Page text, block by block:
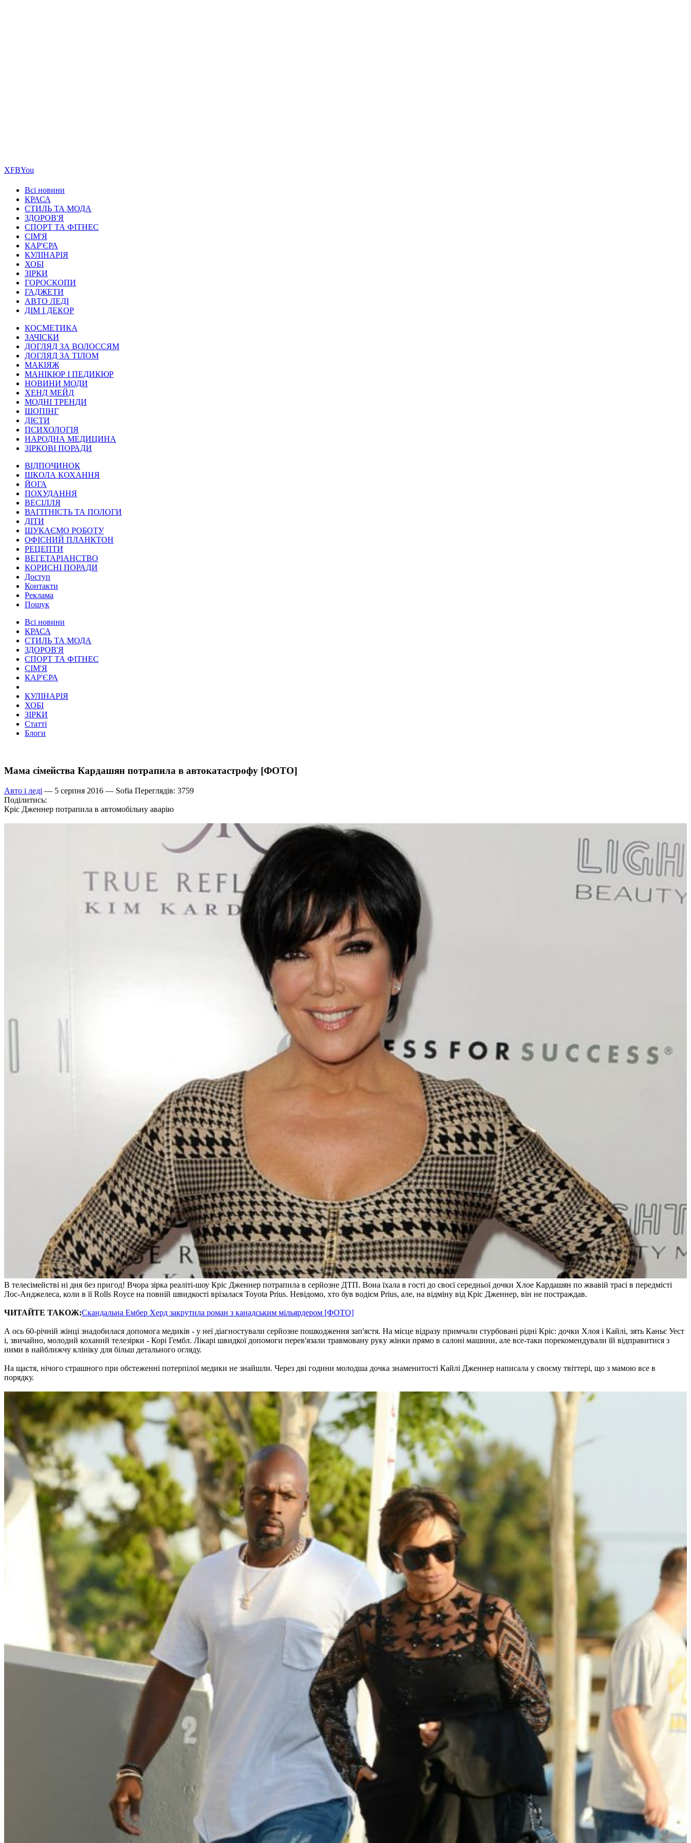
ХFBYou
Всі новини
КРАСА
СТИЛЬ ТА МОДА
ЗДОРОВ'Я
СПОРТ ТА ФІТНЕС
СІМ'Я
КАР'ЄРА
КУЛІНАРІЯ
ХОБІ
ЗІРКИ
ГОРОСКОПИ
ГАДЖЕТИ
АВТО ЛЕДІ
ДІМ І ДЕКОР
КОСМЕТИКА
ЗАЧІСКИ
ДОГЛЯД ЗА ВОЛОССЯМ
ДОГЛЯД ЗА ТІЛОМ
МАКІЯЖ
МАНІКЮР І ПЕДИКЮР
НОВИНИ МОДИ
ХЕНД МЕЙД
МОДНІ ТРЕНДИ
ШОПІНГ
ДІЄТИ
ПСИХОЛОГІЯ
НАРОДНА МЕДИЦИНА
ЗІРКОВІ ПОРАДИ
ВІДПОЧИНОК
ШКОЛА КОХАННЯ
ЙОГА
ПОХУДАННЯ
ВЕСІЛЛЯ
ВАГІТНІСТЬ ТА ПОЛОГИ
ДІТИ
ШУКАЄМО РОБОТУ
ОФІСНИЙ ПЛАНКТОН
РЕЦЕПТИ
ВЕГЕТАРІАНСТВО
КОРИСНІ ПОРАДИ
Доступ
Контакти
Реклама
Пошук
Всі новини
КРАСА
СТИЛЬ ТА МОДА
ЗДОРОВ'Я
СПОРТ ТА ФІТНЕС
СІМ'Я
КАР'ЄРА
КУЛІНАРІЯ
ХОБІ
ЗІРКИ
Статті
Блоги
Мама сімейства Кардашян потрапила в автокатастрофу [ФОТО]
Авто і леді — 5 серпня 2016 — Sofia Переглядів: 3759
Поділитись:
Кріс Дженнер потрапила в автомобільну аварію
В телесімействі ні дня без пригод! Вчора зірка реаліті-шоу Кріс Дженнер потрапила в серйозне ДТП. Вона їхала в гості до своєї середньої дочки Хлое Кардашян по жвавій трасі в передмісті
Лос-Анджелеса, коли в її Rolls Royce на повній швидкості врізалася Toyota Prius. Невідомо, хто був водієм Prius, але, на відміну від Кріс Дженнер, він не постраждав.
ЧИТАЙТЕ ТАКОЖ:Скандальна Ембер Херд закрутила роман з канадським мільярдером [ФОТО]
А ось 60-річній жінці знадобилася допомога медиків - у неї діагностували серйозне пошкодження зап'ястя. На місце відразу примчали стурбовані рідні Кріс: дочки Хлоя і Кайлі, зять Каньє Уест
і, звичайно, молодий коханий телезірки - Корі Гембл. Лікарі швидкої допомоги перев'язали травмовану руку жінки прямо в салоні машини, але все-таки порекомендували їй відправитися з
ними в найближчу клініку для більш детального огляду.
На щастя, нічого страшного при обстеженні потерпілої медики не знайшли. Через дві години молодша дочка знаменитості Кайлі Дженнер написала у своєму твіттері, що з мамою все в
порядку.